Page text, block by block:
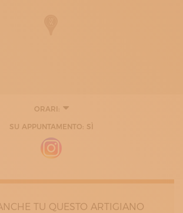
ORARI:
MARTEDÌ
MERCOLEDÌ
GIOVEDÌ
VENERDÌ
SU APPUNTAMENTO: SÌ
TU QUESTO ARTIGIANO